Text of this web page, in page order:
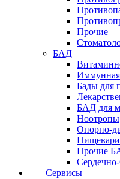
Прочие
БАД
Иммунная
Бады для
БАД для
Ноотропы
Опорно-
Прочие
Сердечно-
Сервисы